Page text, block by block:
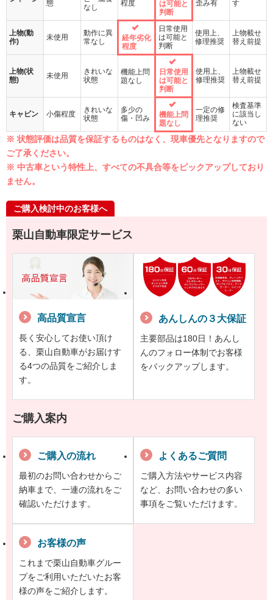
態
なし
程度
は可能と
判断
歪み有
す
上物(動
作)
未使用
動作に異
常なし
経年劣化
程度
日常使用
は可能と
判断
使用上、
修理推奨
上物載せ
替え前提
上物(状
態)
未使用
きれいな
状態
機能上問
題なし
日常使用
は可能と
判断
使用上、
修理推奨
上物載せ
替え前提
キャビン 小傷程度
きれいな
状態
多少の
傷・凹み
機能上問
題なし
一定の修
理推奨
検査基準
に該当し
ない
※ 状態評価は品質を保証するものはなく、現車優先となりますので
ご了承ください。
※ 中古車という特性上、すべての不具合等をピックアップしており
ません。
ご購入検討中のお客様へ
栗山自動車限定サービス
高品質宣言
長く安心してお使い頂け
る、栗山自動車がお届けす
る4つの品質をご紹介しま
す。
あんしんの３大保証
主要部品は180日！あんし
んのフォロー体制でお客様
をバックアップします。
ご購入案内
ご購入の流れ
最初のお問い合わせからご
納車まで、一連の流れをご
確認いただけます。
よくあるご質問
ご購入方法やサービス内容
など、お問い合わせの多い
事項をご覧いただけます。
お客様の声
これまで栗山自動車グルー
プをご利用いただいたお客
様の声をご紹介します。